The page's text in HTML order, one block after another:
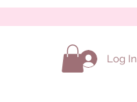
Log In